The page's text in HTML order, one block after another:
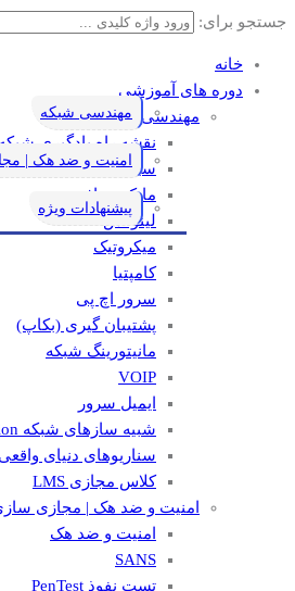
جستجو برای:
خانه
دوره های آموزشی
مهندسی شبکه
نقشه راه یادگیری شبکه
سیسکو
مایکروسافت
لینوکس
میکروتیک
کامپتیا
سرور اچ پی
پشتیبان گیری (بکاپ)
مانيتورينگ شبکه
VOIP
ایمیل سرور
شبیه سازهای شبکه Simulation
سناریوهای دنیای واقعی
کلاس مجازی LMS
امنیت و ضد هک | مجازی
امنیت و ضد هک
SANS
تست نفوذ PenTest
مهندسی شبکه
امنیت و ضد هک |
پیشنهادات ویژه